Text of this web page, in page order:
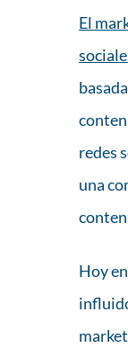
El
redes
una
Hoy